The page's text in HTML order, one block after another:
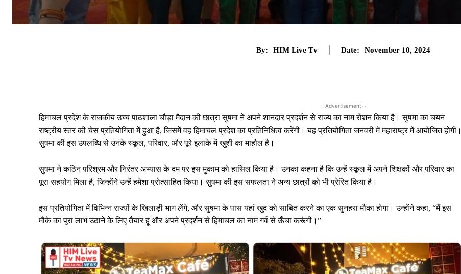
By: HIM Live Tv Date: November 10, 2024
--Advertisement--
हिमाचल प्रदेश के राजकीय उच्च पाठशाला चौड़ा मैदान की छात्रा सुषमा ने अपने शानदार प्रदर्शन से राज्य का नाम रोशन किया है। सुषमा का चयन
राष्ट्रीय स्तर की चेस प्रतियोगिता में हुआ है, जिसमें वह हिमाचल प्रदेश का प्रतिनिधित्व करेंगी। यह प्रतियोगिता जनवरी में महाराष्ट्र में आयोजित होगी।
सुषमा की इस उपलब्धि से उनके स्कूल, परिवार, और पूरे इलाके में खुशी का माहौल है।
सुषमा ने कठिन परिश्रम और निरंतर अभ्यास के दम पर इस मुकाम को हासिल किया है। उनका कहना है कि उन्हें स्कूल में अपने शिक्षकों और परिवार का
पूरा सहयोग मिला है, जिन्होंने उन्हें हमेशा प्रोत्साहित किया। सुषमा की इस सफलता ने अन्य छात्रों को भी प्रेरित किया है।
इस प्रतियोगिता में विभिन्न राज्यों के खिलाड़ी भाग लेंगे, और सुषमा के पास यहां खुद को साबित करने का एक सुनहरा मौका होगा। उन्होंने कहा, “मैं इस
मौके का पूरा लाभ उठाने के लिए तैयार हूं और अपने प्रदर्शन से हिमाचल का नाम गर्व से ऊँचा करूंगी।”